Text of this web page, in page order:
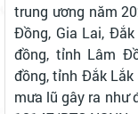
trung ương năm
Đồng, Gia Lai,
đồng, tỉnh Lâm
đồng, tỉnh Đắk
mưa lũ gây ra như